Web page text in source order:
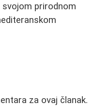
prirodnom
za ovaj članak.